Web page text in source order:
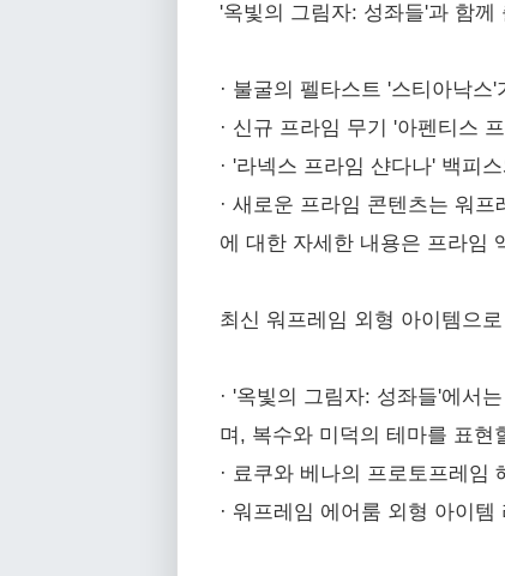
'옥빛의 그림자: 성좌들'과 함
· 불굴의 펠타스트 '스티아낙
· 신규 프라임 무기 '아펜티스
· '라넥스 프라임 샨다나' 백피
· 새로운 프라임 콘텐츠는 워
에 대한 자세한 내용은 프라임
최신 워프레임 외형 아이템으
· '옥빛의 그림자: 성좌들'에서
며, 복수와 미덕의 테마를 표현
· 료쿠와 베나의 프로토프레임
· 워프레임 에어룸 외형 아이